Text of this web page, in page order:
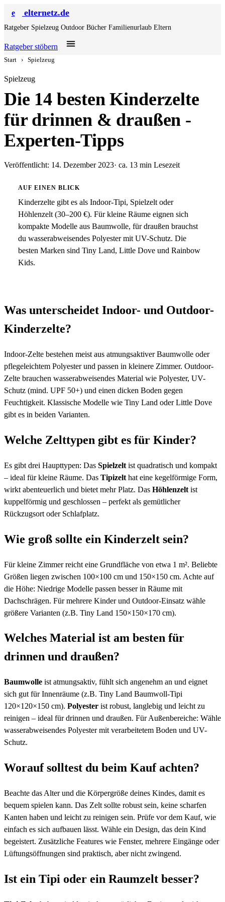
e elternetz.de
Ratgeber Spielzeug Outdoor Bücher Familienurlaub Eltern
Ratgeber stöbern
Start › Spielzeug
Spielzeug
Die 14 besten Kinderzelte
für drinnen & draußen -
Experten-Tipps
Veröffentlicht: 14. Dezember 2023· ca. 13 min Lesezeit
AUF EINEN BLICK
Kinderzelte gibt es als Indoor-Tipi, Spielzelt oder
Höhlenzelt (30–200 €). Für kleine Räume eignen sich
kompakte Modelle aus Baumwolle, für draußen brauchst
du wasserabweisendes Polyester mit UV-Schutz. Die
besten Marken sind Tiny Land, Little Dove und Rainbow
Kids.
Was unterscheidet Indoor- und Outdoor-
Kinderzelte?
Indoor-Zelte bestehen meist aus atmungsaktiver Baumwolle oder
pflegeleichtem Polyester und passen in kleinere Zimmer. Outdoor-
Zelte brauchen wasserabweisendes Material wie Polyester, UV-
Schutz (mind. UPF 50+) und einen dicken Boden gegen
Feuchtigkeit. Klassische Modelle wie Tiny Land oder Little Dove
gibt es in beiden Varianten.
Welche Zelttypen gibt es für Kinder?
Es gibt drei Haupttypen: Das Spielzelt ist quadratisch und kompakt
– ideal für kleine Räume. Das Tipizelt hat eine kegelförmige Form,
wirkt abenteuerlich und bietet mehr Platz. Das Höhlenzelt ist
kuppelförmig und geschlossen – perfekt als gemütlicher
Rückzugsort oder Schlafplatz.
Wie groß sollte ein Kinderzelt sein?
Für kleine Zimmer reicht eine Grundfläche von etwa 1 m². Beliebte
Größen liegen zwischen 100×100 cm und 150×150 cm. Achte auf
die Höhe: Niedrige Modelle passen besser in Räume mit
Dachschrägen. Für mehrere Kinder und Outdoor-Einsatz wähle
größere Varianten (z.B. Tiny Land 150×150×170 cm).
Welches Material ist am besten für
drinnen und draußen?
Baumwolle ist atmungsaktiv, fühlt sich angenehm an und eignet
sich gut für Innenräume (z.B. Tiny Land Baumwoll-Tipi
120×120×150 cm). Polyester ist robust, langlebig und leicht zu
reinigen – ideal für drinnen und draußen. Für Außenbereiche: Wähle
wasserabweisendes Polyester mit verarbeitetem Boden und UV-
Schutz.
Worauf solltest du beim Kauf achten?
Beachte das Alter und die Körpergröße deines Kindes, damit es
bequem spielen kann. Das Zelt sollte robust sein, keine scharfen
Kanten haben und leicht zu reinigen sein. Prüfe vor dem Kauf, wie
einfach es sich aufbauen lässt. Wähle ein Design, das dein Kind
begeistert. Zusätzliche Features wie Fenster, mehrere Eingänge oder
Lüftungsöffnungen sind praktisch, aber nicht zwingend.
Ist ein Tipi oder ein Raumzelt besser?